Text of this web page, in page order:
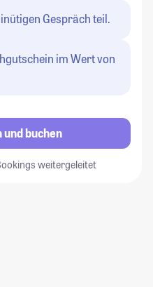
Gespräch teil.
im Wert von
buchen
weitergeleitet